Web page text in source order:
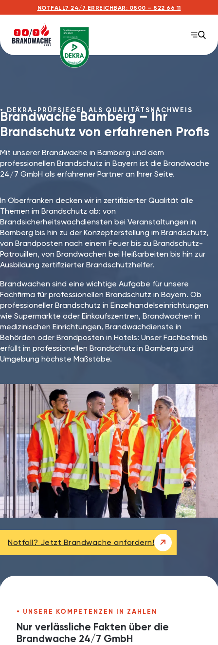
NOTFALL? 24/7 ERREICHBAR: 0800 – 822 66 11
DEKRA-PRÜFSIEGEL ALS QUALITÄTSNACHWEIS
Brandwache Bamberg⁠ – Ihr
Brandschutz von erfahrenen Profis
Mit unserer Brandwache in Bamberg und dem
professionellen Brandschutz in Bayern ist die Brandwache
24/7 GmbH als erfahrener Partner an Ihrer Seite.
In Oberfranken decken wir in zertifizierter Qualität alle
Themen im Brandschutz ab: von
Brandsicherheitswachdiensten bei Veranstaltungen in
Bamberg bis hin zu der Konzepterstellung im Brandschutz,
von Brandposten nach einem Feuer bis zu Brandschutz-
Patrouillen, von Brandwachen bei Heißarbeiten bis hin zur
Ausbildung zertifizierter Brandschutzhelfer.
Brandwachen sind eine wichtige Aufgabe für unsere
Fachfirma für professionellen Brandschutz in Bayern. Ob
professioneller Brandschutz in Einzelhandelseinrichtungen
wie Supermärkte oder Einkaufszentren, Brandwachen in
medizinischen Einrichtungen, Brandwachdienste in
Behörden oder Brandposten in Hotels: Unser Fachbetrieb
erfüllt im professionellen Brandschutz in Bamberg und
Umgebung höchste Maßstäbe.
Notfall? Jetzt Brandwache anfordern!
UNSERE KOMPETENZEN IN ZAHLEN
Nur verlässliche Fakten über die
Brandwache 24/7 GmbH